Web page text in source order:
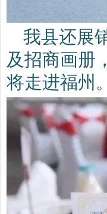
我县还展
及招商画册
将走进福州。